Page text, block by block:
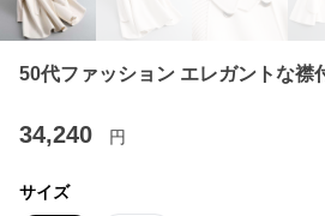
50代ファッション エレガントな襟
34,240 円
サイズ